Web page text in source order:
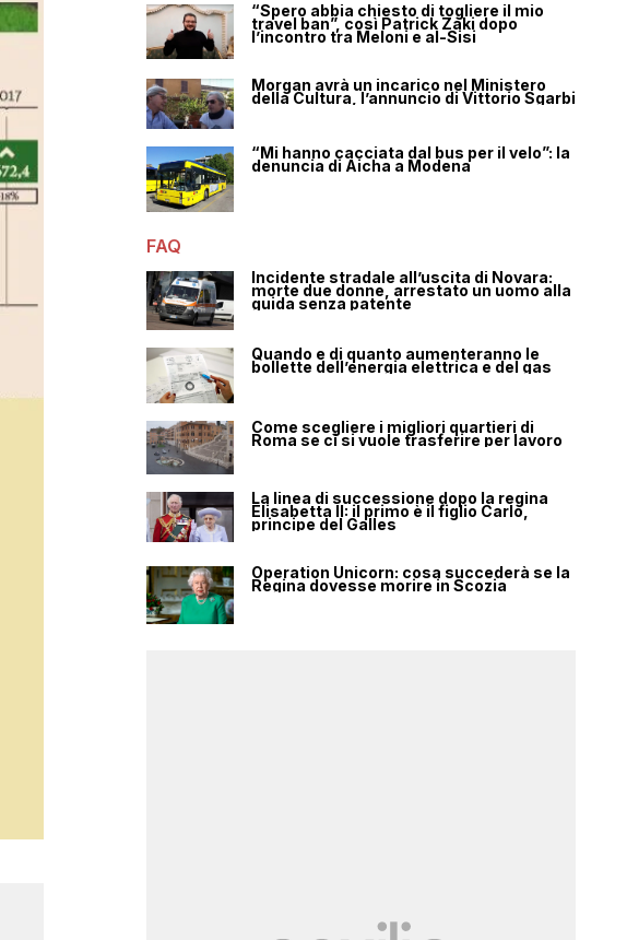
“Spero abbia chiesto di togliere il mio
travel ban”, così Patrick Zaki dopo
l’incontro tra Meloni e al-Sisi
Morgan avrà un incarico nel Ministero
della Cultura, l’annuncio di Vittorio Sgarbi
“Mi hanno cacciata dal bus per il velo”: la
denuncia di Aicha a Modena
FAQ
Incidente stradale all’uscita di Novara:
morte due donne, arrestato un uomo alla
guida senza patente
Quando e di quanto aumenteranno le
bollette dell’energia elettrica e del gas
Come scegliere i migliori quartieri di
Roma se ci si vuole trasferire per lavoro
La linea di successione dopo la regina
Elisabetta II: il primo è il figlio Carlo,
principe del Galles
Operation Unicorn: cosa succederà se la
Regina dovesse morire in Scozia